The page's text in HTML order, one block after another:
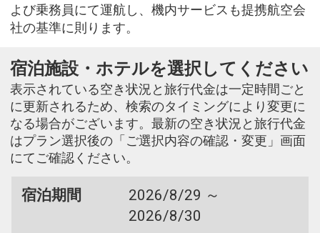
よび乗務員にて運航し、機内サービスも提携航空会
社の基準に則ります。
宿泊施設・ホテルを選択してください
表示されている空き状況と旅行代金は一定時間ごと
に更新されるため、検索のタイミングにより変更に
なる場合がございます。最新の空き状況と旅行代金
はプラン選択後の「ご選択内容の確認・変更」画面
にてご確認ください。
宿泊期間
2026/8/29 ～
2026/8/30